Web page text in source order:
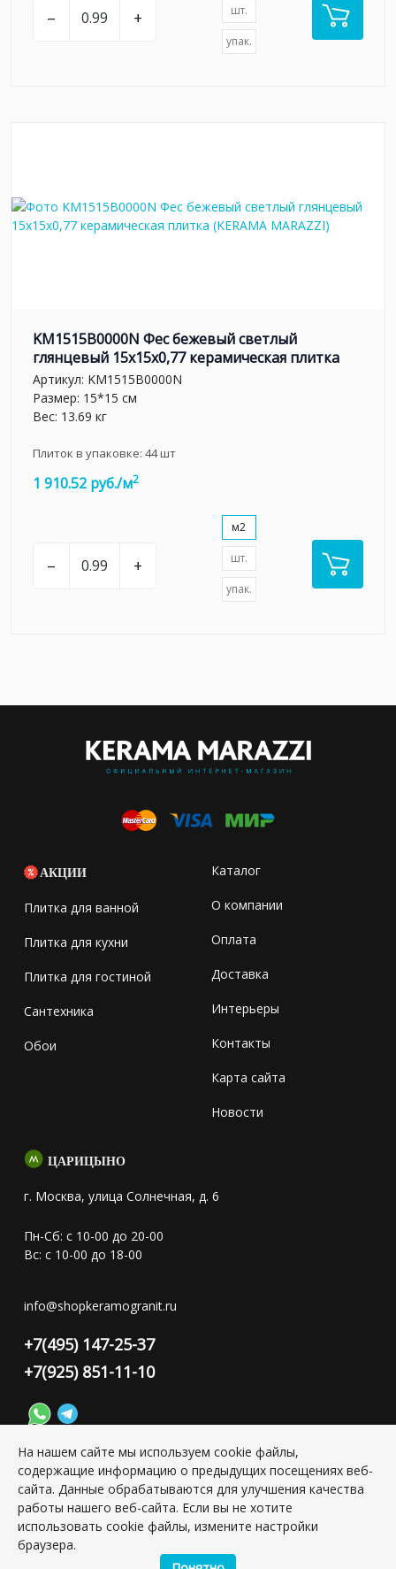
– + шт.
упак.
KM1515B0000N Фес бежевый светлый
глянцевый 15x15x0,77 керамическая плитка
Артикул: KM1515B0000N
Размер: 15*15 см
Вес: 13.69 кг
Плиток в упаковке: 44шт
1 910.52 руб./м2
– +
м2
шт.
упак.
АКЦИИ
Плитка для ванной
Плитка для кухни
Плитка для гостиной
Сантехника
Обои
Каталог
О компании
Оплата
Доставка
Интерьеры
Контакты
Карта сайта
Новости
ЦАРИЦЫНО
г. Москва, улица Солнечная, д. 6
Пн-Сб: с 10-00 до 20-00
Вс: с 10-00 до 18-00
info@shopkeramogranit.ru
+7(495) 147-25-37
+7(925) 851-11-10
Конфиденциальность персональной информации
Copyright © 2026 ИП Григорьян Юлия Сергеевна, ИНН:
501703338416
На нашем сайте мы используем cookie файлы,
содержащие информацию о предыдущих посещениях веб-
сайта. Данные обрабатываются для улучшения качества
работы нашего веб-сайта. Если вы не хотите
использовать cookie файлы, измените настройки
браузера.